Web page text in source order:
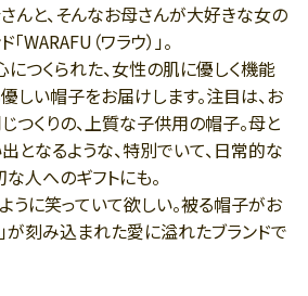
んと、そんなお母さんが大好きな女の
WARAFU（ワラウ）」。
つくられた、女性の肌に優しく機能
しい帽子をお届けします。注目は、お
つくりの、上質な子供用の帽子。母と
となるような、特別でいて、日常的な
人へのギフトにも。
うに笑っていて欲しい。被る帽子がお
」が刻み込まれた愛に溢れたブランドで